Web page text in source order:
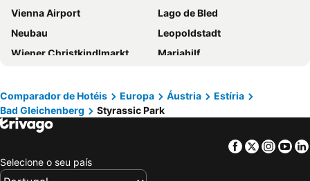
Vienna Airport
Lago de Bled
Neubau
Leopoldstadt
Wiener Christkindlmarkt
Mariahilf
Liesing
Staatsoper
Wien Mitte - The Mall
Prefeitura de Viena
Rathauspark
Cidade Velha
Comparador de Hotéis Europa Áustria
Estíria
Bad Gleichenberg
Styrassic Park
Facebook
Twitter
Selecione o seu país